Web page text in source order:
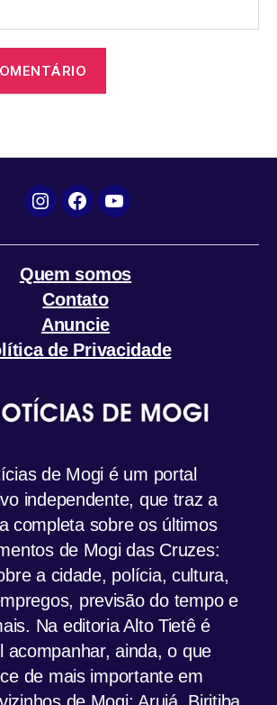
Instagram
FacebookYouTube
Quem somos
Contato
Anuncie
de Privacidade
de Mogi é um portal
independente, que traz a
completa sobre os últimos
de Mogi das Cruzes:
a cidade, polícia, cultura,
previsão do tempo e
Na editoria Alto Tietê é
acompanhar, ainda, o que
de mais importante em